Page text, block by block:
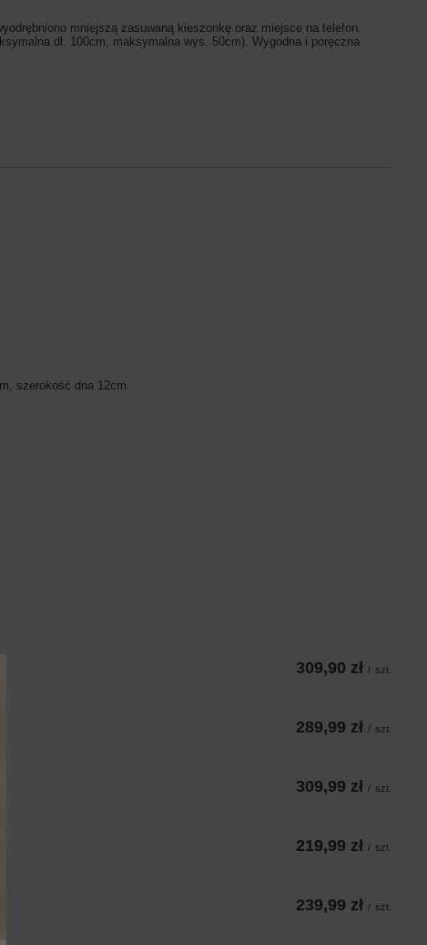
mniejszą zasuwaną kieszonkę oraz miejsce na telefon.
dł. 100cm, maksymalna wys. 50cm). Wygodna i poręczna
szerokość dna 12cm
309,90 zł / szt.
289,99 zł / szt.
309,99 zł / szt.
219,99 zł / szt.
239,99 zł / szt.